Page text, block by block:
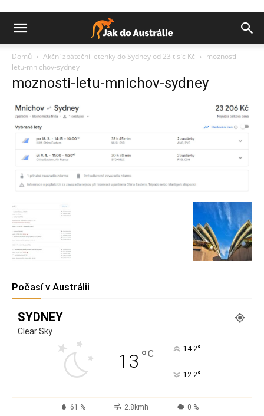
Domů Akční zpáteční letenky do Sydney od 23 tisíc Kč
moznosti-
letu-mnichov-sydney
moznosti-letu-mnichov-sydney
Počasí v Austrálii
SYDNEY
Clear Sky
13 °C 14.2°
12.2°
61 % 2.8kmh 0 %